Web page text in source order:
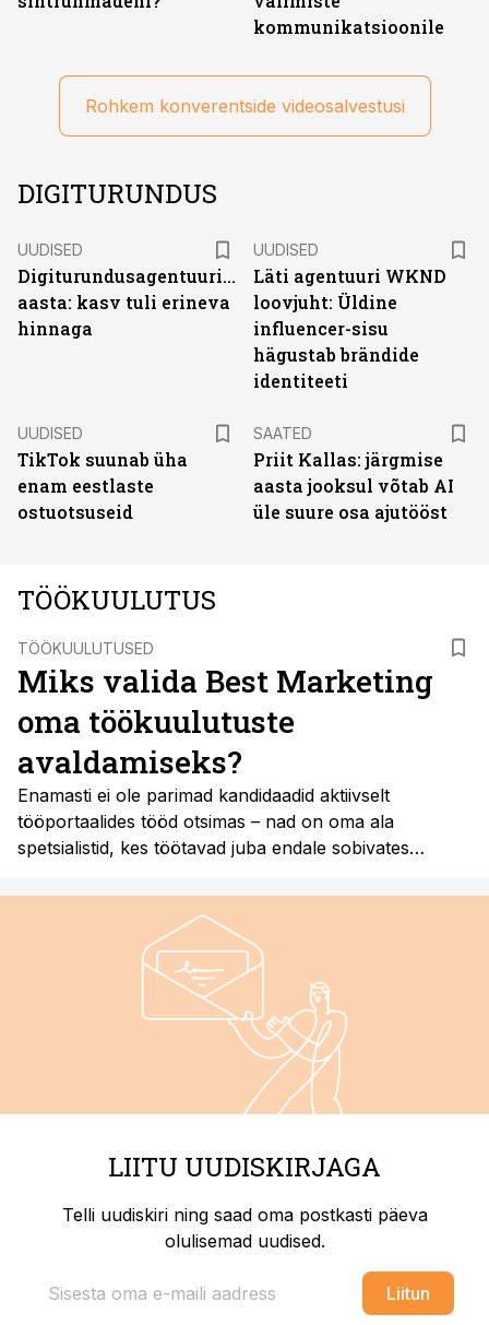
kommunikatsioonile
Rohkem konverentside videosalvestusi
DIGITURUNDUS
UUDISED
Digiturundusagentuuride
aasta: kasv tuli erineva
hinnaga
UUDISED
Läti agentuuri WKND
loovjuht: Üldine
influencer-sisu
hägustab brändide
identiteeti
UUDISED
TikTok suunab üha
enam eestlaste
ostuotsuseid
SAATED
Priit Kallas: järgmise
aasta jooksul võtab AI
üle suure osa ajutööst
TÖÖKUULUTUS
TÖÖKUULUTUSED
Miks valida Best Marketing
oma töökuulutuste
avaldamiseks?
Enamasti ei ole parimad kandidaadid aktiivselt
tööportaalides tööd otsimas – nad on oma ala
spetsialistid, kes töötavad juba endale sobivates
Seetõttu on nutikas lahendus jõuda nende
professionaalideni seal, kus nad tegelikult tegutsevad
ja oma valdkonna infot ammutavad.
LIITU UUDISKIRJAGA
Telli uudiskiri ning saad oma postkasti päeva
olulisemad uudised.
Liitun